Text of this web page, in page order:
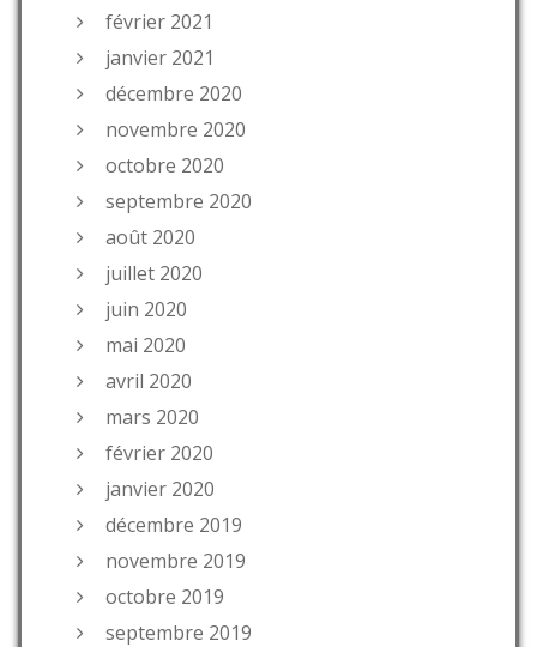
février 2021
janvier 2021
décembre 2020
novembre 2020
octobre 2020
septembre 2020
août 2020
juillet 2020
juin 2020
mai 2020
avril 2020
mars 2020
février 2020
janvier 2020
décembre 2019
novembre 2019
octobre 2019
septembre 2019